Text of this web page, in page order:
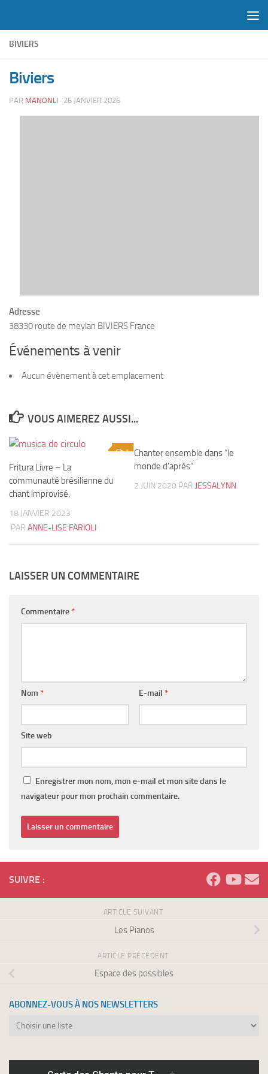
BIVIERS
Biviers
PAR MANONLI · 26 JANVIER 2026
Adresse
38330 route de meylan BIVIERS France
Événements à venir
Aucun évènement à cet emplacement
VOUS AIMEREZ AUSSI...
1
Fritura Livre – La
communauté brésilienne du
chant improvisé.
18 JANVIER 2023
PAR ANNE-LISE FARIOLI
Chanter ensemble dans “le
monde d’après”
2 JUIN 2020 PAR JESSALYNN
LAISSER UN COMMENTAIRE
Commentaire *
Nom * E-mail *
Site web
Enregistrer mon nom, mon e-mail et mon site dans le
navigateur pour mon prochain commentaire.
SUIVRE :
ARTICLE SUIVANT
Les Pianos
ARTICLE PRÉCÉDENT
Espace des possibles
ABONNEZ-VOUS À NOS NEWSLETTERS
Abonnez-